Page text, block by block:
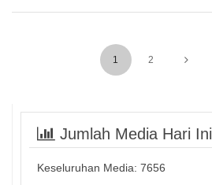
1 2
Jumlah Media Hari Ini
Keseluruhan Media: 7656